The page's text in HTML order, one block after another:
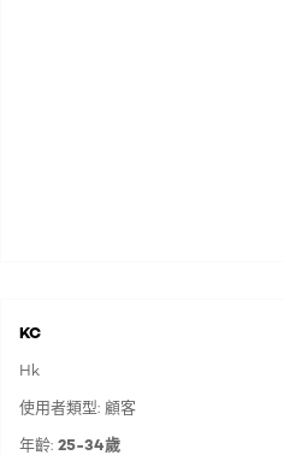
KC
Hk
使用者類型: 顧客
年齡: 25-34歲